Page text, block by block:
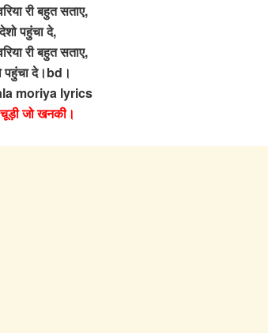
री बहुत सताए,
पहुंचा दे,
री बहुत सताए,
पहुंचा दे।bd।
moriya lyrics
जो खनकी।